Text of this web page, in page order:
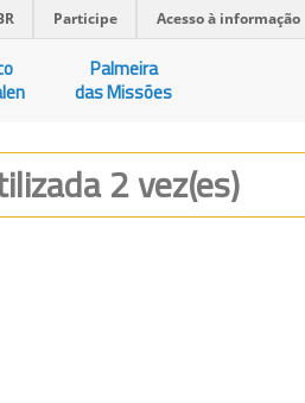
Participe Acesso à informação
Palmeira
das Missões
2 vez(es)